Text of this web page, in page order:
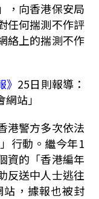
，向香港保安局
任何揣測不作評
絡上的揣測不作
25日則報導：
站」
港警方多次依法
行動。繼今年1
資的「香港編年
反送中人士逃往
，據報也被封